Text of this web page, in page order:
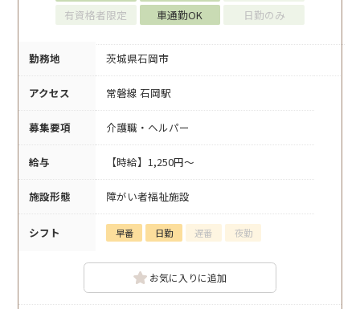
有資格者限定
車通勤OK 日勤のみ
勤務地 茨城県石岡市
アクセス 常磐線 石岡駅
募集要項 介護職・ヘルパー
給与 【時給】1,250円～
施設形態 障がい者福祉施設
シフト 早番 日勤 遅番 夜勤
お気に入りに追加